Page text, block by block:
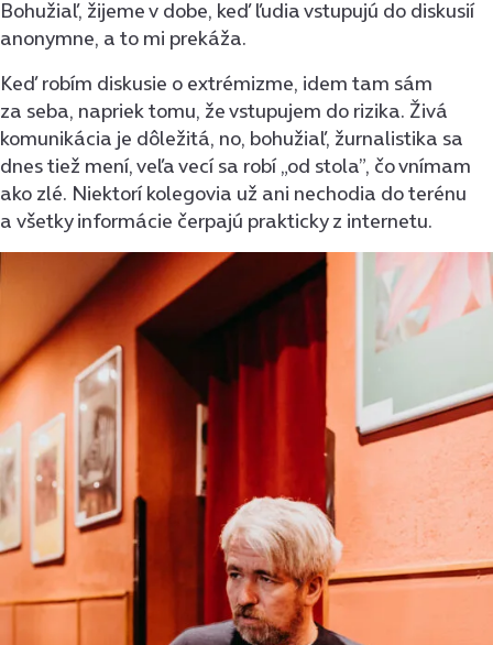
Bohužiaľ, žijeme v dobe, keď ľudia vstupujú do diskusií
anonymne, a to mi prekáža.
Keď robím diskusie o extrémizme, idem tam sám
za seba, napriek tomu, že vstupujem do rizika. Živá
komunikácia je dôležitá, no, bohužiaľ, žurnalistika sa
dnes tiež mení, veľa vecí sa robí „od stola”, čo vnímam
ako zlé. Niektorí kolegovia už ani nechodia do terénu
a všetky informácie čerpajú prakticky z internetu.